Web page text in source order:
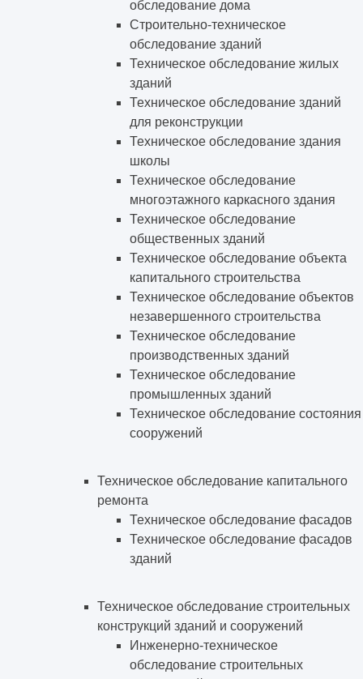
обследование дома
Строительно-техническое
обследование зданий
Техническое обследование жилых
зданий
Техническое обследование зданий
для реконструкции
Техническое обследование здания
школы
Техническое обследование
многоэтажного каркасного здания
Техническое обследование
общественных зданий
Техническое обследование объекта
капитального строительства
Техническое обследование объектов
незавершенного строительства
Техническое обследование
производственных зданий
Техническое обследование
промышленных зданий
Техническое обследование состояния
сооружений
Техническое обследование капитального
ремонта
Техническое обследование фасадов
Техническое обследование фасадов
зданий
Техническое обследование строительных
конструкций зданий и сооружений
Инженерно-техническое
обследование строительных